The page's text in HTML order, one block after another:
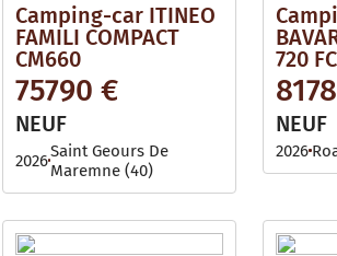
Camping-car ITINEO
FAMILI COMPACT
CM660
75790 €
NEUF
2026Saint Geours De
Maremne (40)
720
NEUF
2026